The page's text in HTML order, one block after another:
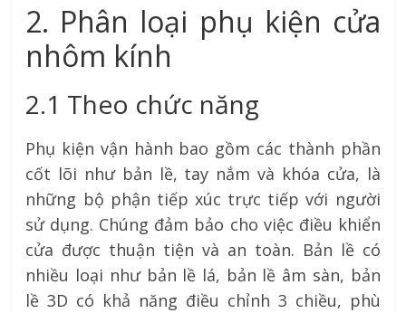
2. Phân loại phụ kiện cửa
nhôm kính
2.1 Theo chức năng
Phụ kiện vận hành bao gồm các thành phần
cốt lõi như bản lề, tay nắm và khóa cửa, là
những bộ phận tiếp xúc trực tiếp với người
sử dụng. Chúng đảm bảo cho việc điều khiển
cửa được thuận tiện và an toàn. Bản lề có
nhiều loại như bản lề lá, bản lề âm sàn, bản
lề 3D có khả năng điều chỉnh 3 chiều, phù